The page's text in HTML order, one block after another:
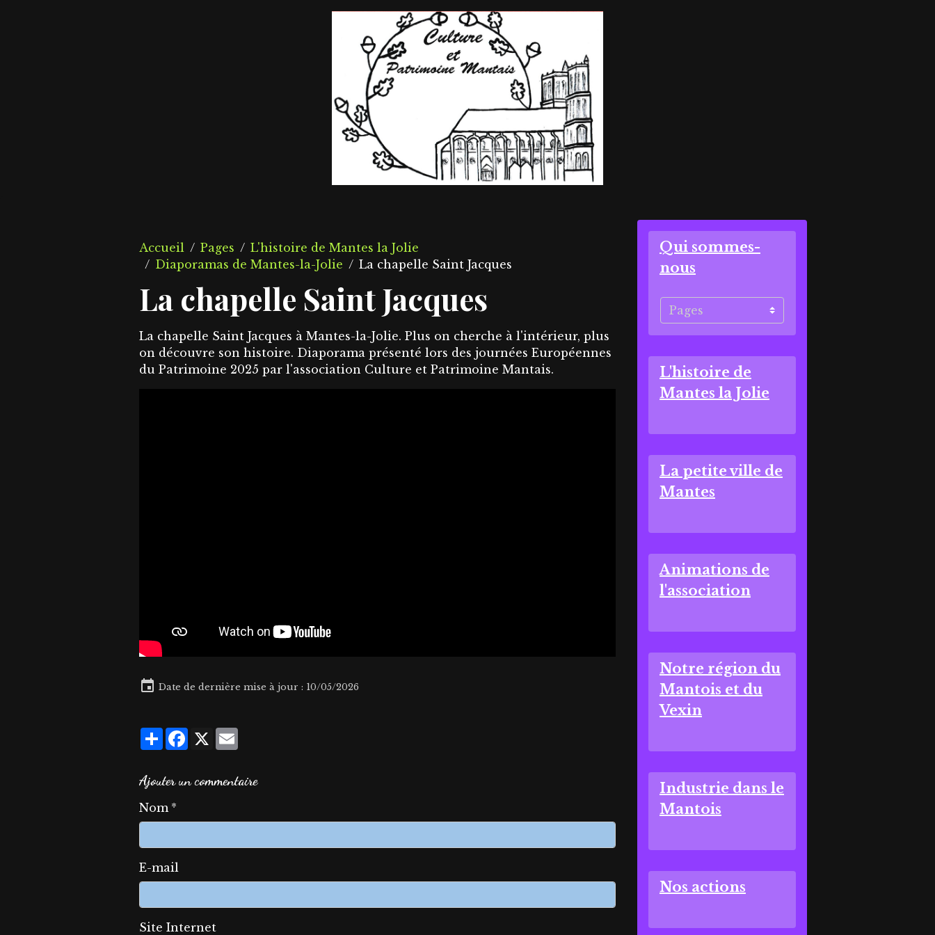
Accueil Pages
L'histoire de Mantes la Jolie
Diaporamas de Mantes-la-Jolie
La chapelle Saint Jacques
La chapelle Saint Jacques
La chapelle Saint Jacques à Mantes-la-Jolie. Plus on cherche à l'intérieur, plus
on découvre son histoire. Diaporama présenté lors des journées Européennes
du Patrimoine 2025 par l'association Culture et Patrimoine Mantais.
Date de dernière mise à jour : 10/05/2026
PartagerFacebook
X
Ajouter un commentaire
Nom
E-mail
Site Internet
Qui sommes-
nous
L'histoire de
Mantes la Jolie
La petite ville de
Mantes
Animations de
l'association
Notre région du
Mantois et du
Vexin
Industrie dans le
Mantois
Nos actions